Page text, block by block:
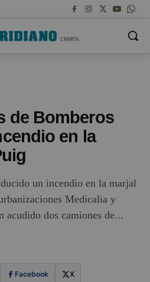
de Bomberos
en la
un incendio en la marjal
Medicalia y
acudido dos camiones de...
Facebook X